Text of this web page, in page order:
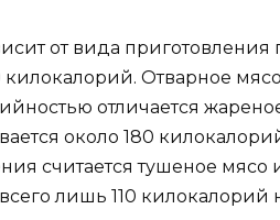
от вида приготовления
килокалорий. Отварное
отличается
около 180
считается тушеное мясо
лишь 110 килокалорий